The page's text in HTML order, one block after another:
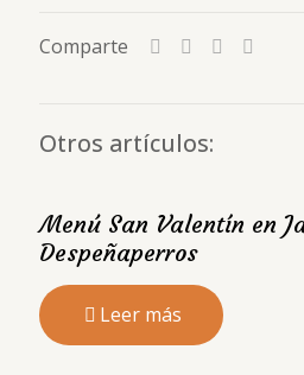
Comparte
Otros artículos:
Menú San Valentín en
Despeñaperros
Leer más